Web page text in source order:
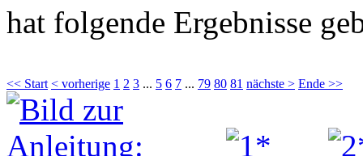
hat folgende Ergebnisse
<< Start < vorherige 1 2 3 ... 5 6 7 ... 79 80 81 nächste > Ende >>